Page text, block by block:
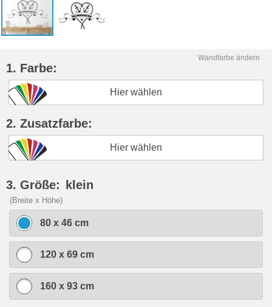
Wandfarbe ändern
1. Farbe:
Hier wählen
2. Zusatzfarbe:
Hier wählen
3. Größe: klein
(Breite x Höhe)
80 x 46 cm
120 x 69 cm
160 x 93 cm